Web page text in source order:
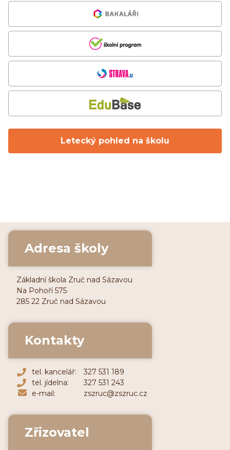
Letecký pohled na školu
Adresa školy
Základní škola Zruč nad Sázavou
Na Pohoří 575
285 22 Zruč nad Sázavou
Kontakty
tel. kancelář:
327 531 189
tel. jídelna:
327 531 243
e-mail:
zszruc@zszruc.cz
Zřizovatel